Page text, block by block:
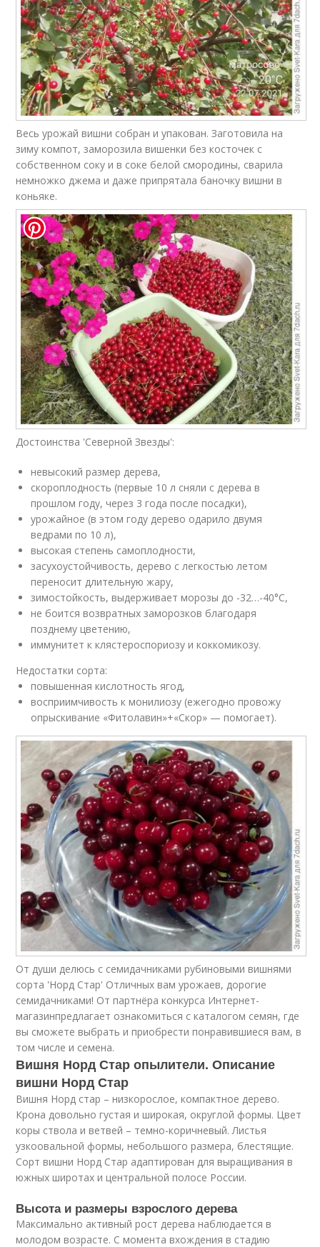
Весь урожай вишни собран и упакован. Заготовила на
зиму компот, заморозила вишенки без косточек с
собственном соку и в соке белой смородины, сварила
немножко джема и даже припрятала баночку вишни в
коньяке.
Достоинства 'Северной Звезды':
невысокий размер дерева,
скороплодность (первые 10 л сняли с дерева в
прошлом году, через 3 года после посадки),
урожайное (в этом году дерево одарило двумя
ведрами по 10 л),
высокая степень самоплодности,
засухоустойчивость, дерево с легкостью летом
переносит длительную жару,
зимостойкость, выдерживает морозы до -32…-40°С,
не боится возвратных заморозков благодаря
позднему цветению,
иммунитет к клястероспориозу и коккомикозу.
Недостатки сорта:
повышенная кислотность ягод,
восприимчивость к монилиозу (ежегодно провожу
опрыскивание «Фитолавин»+«Скор» — помогает).
От души делюсь с семидачниками рубиновыми вишнями
сорта 'Норд Стар' Отличных вам урожаев, дорогие
семидачниками! От партнёра конкурса Интернет-
магазинпредлагает ознакомиться с каталогом семян, где
вы сможете выбрать и приобрести понравившиеся вам, в
том числе и семена.
Вишня Норд Стар опылители. Описание
вишни Норд Стар
Вишня Норд стар – низкорослое, компактное дерево.
Крона довольно густая и широкая, округлой формы. Цвет
коры ствола и ветвей – темно-коричневый. Листья
узкоовальной формы, небольшого размера, блестящие.
Сорт вишни Норд Стар адаптирован для выращивания в
южных широтах и центральной полосе России.
Высота и размеры взрослого дерева
Максимально активный рост дерева наблюдается в
молодом возрасте. С момента вхождения в стадию